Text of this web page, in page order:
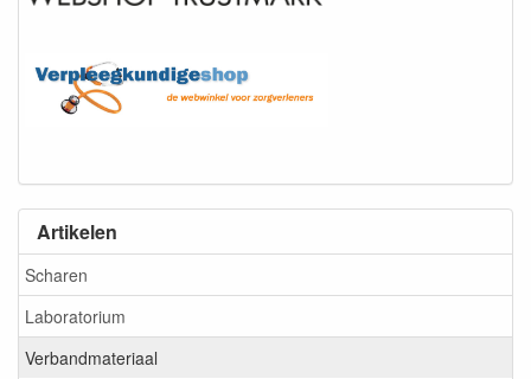
Artikelen
Scharen
Laboratorium
Verbandmateriaal